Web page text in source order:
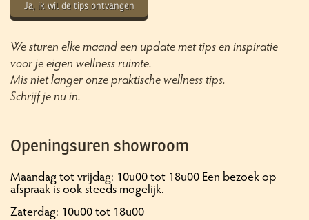
Ja, ik wil de tips ontvangen
We sturen elke maand een update met tips en inspiratie
voor je eigen wellness ruimte.
Mis niet langer onze praktische wellness tips.
Schrijf je nu in.
Openingsuren showroom
Maandag tot vrijdag: 10u00 tot 18u00 Een bezoek op
afspraak is ook steeds mogelijk.
Zaterdag: 10u00 tot 18u00